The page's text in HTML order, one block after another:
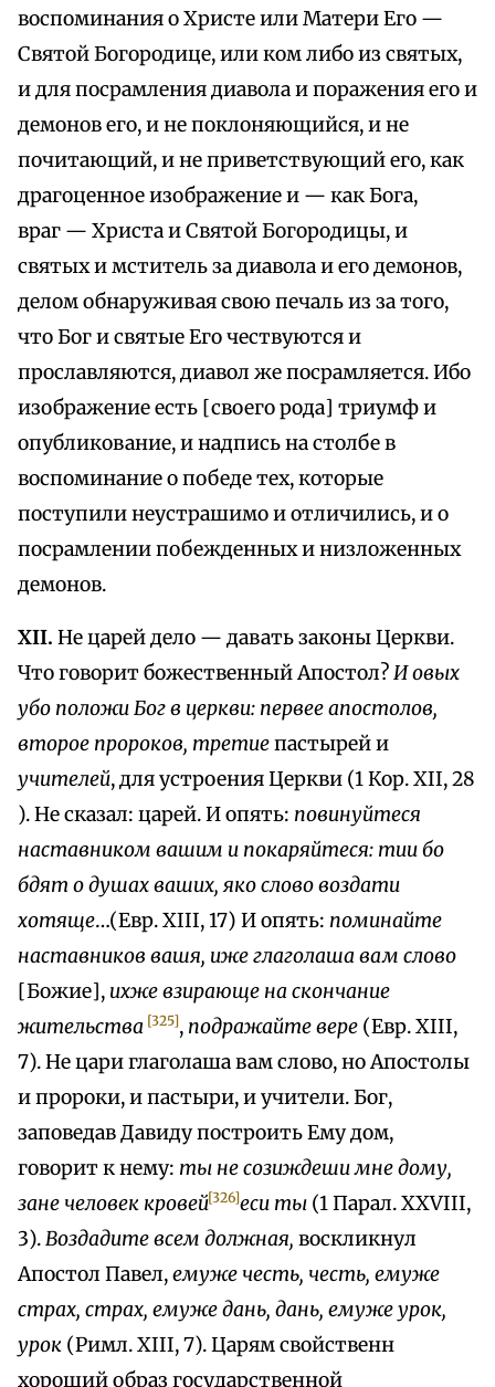
воспоминания о Христе или Матери Его —
Святой Богородице, или ком либо из святых,
и для посрамления диавола и поражения его и
демонов его, и не поклоняющийся, и не
почитающий, и не приветствующий его, как
драгоценное изображение и — как Бога,
враг — Христа и Святой Богородицы, и
святых и мститель за диавола и его демонов,
делом обнаруживая свою печаль из за того,
что Бог и святые Его чествуются и
прославляются, диавол же посрамляется. Ибо
изображение есть [своего рода] триумф и
опубликование, и надпись на столбе в
воспоминание о победе тех, которые
поступили неустрашимо и отличились, и о
посрамлении побежденных и низложенных
демонов.
XII. Не царей дело — давать законы Церкви.
Что говорит божественный Апостол?И овых
убо положи Бог в церкви: первее апостолов,
второе пророков, третиепастырей и
учителей, для устроения Церкви (1 Кор. XII, 28
). Не сказал: царей. И опять: повинуйтеся
наставником вашим и покаряйтеся: тии бо
бдят о душах ваших, яко слово воздати
хотяще…(Евр. XIII, 17) И опять: поминайте
наставников вашя, иже глаголаша вам слово
[Божие], ихже взирающе на скончание
жительства [325], подражайте вере (Евр. XIII,
7). Не цари глаголаша вам слово, но Апостолы
и пророки, и пастыри, и учители. Бог,
заповедав Давиду построить Ему дом,
говорит к нему: ты не созиждеши мне дому,
зане человек кровей[326]еси ты (1 Парал. XXVIII,
3).Воздадите всем должная, воскликнул
Апостол Павел,емуже честь, честь, емуже
страх, страх, емуже дань, дань, емуже урок,
урок (Римл. XIII, 7). Царям свойственн
хороший образ государственной